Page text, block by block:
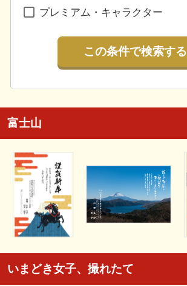
プレミアム・キャラクター
この条件で検索する
富士山
いまどき女子、撮れたて